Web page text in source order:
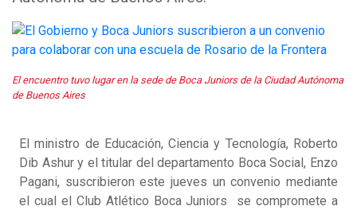
El encuentro tuvo lugar en la sede de Boca Juniors de la Ciudad Autónoma
de Buenos Aires
El ministro de Educación, Ciencia y Tecnología, Roberto
Dib Ashur y el titular del departamento Boca Social, Enzo
Pagani, suscribieron este jueves un convenio mediante
el cual el Club Atlético Boca Juniors se compromete a